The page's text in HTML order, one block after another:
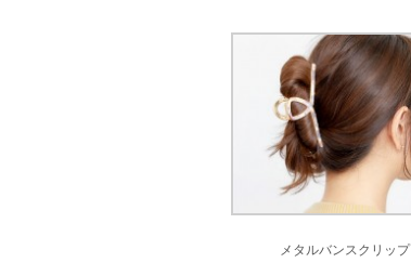
メタルバンスクリップ